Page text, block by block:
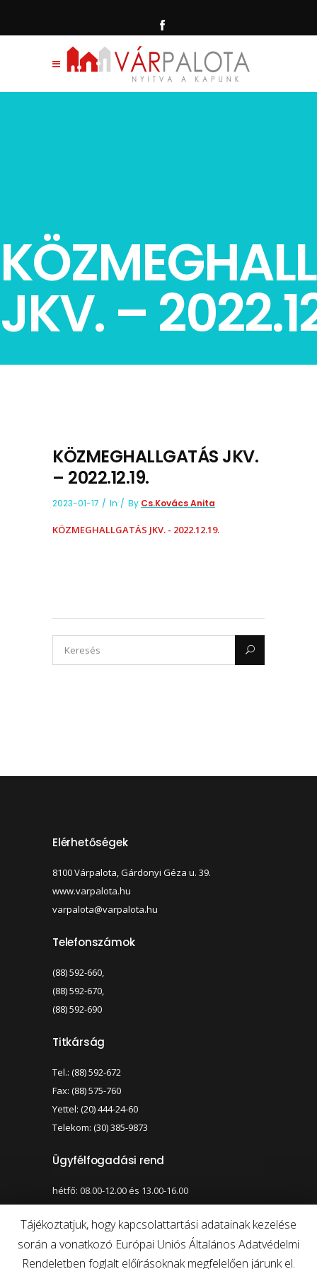
JKV. –
KÖZMEGHALLGATÁS JKV.
– 2022.12.19.
2023-01-17 In By Cs.Kovács Anita
KÖZMEGHALLGATÁS JKV. - 2022.12.19.
Elérhetőségek
8100 Várpalota, Gárdonyi Géza u. 39.
www.varpalota.hu
varpalota@varpalota.hu
Telefonszámok
(88) 592-660,
(88) 592-670,
(88) 592-690
Titkárság
Tel.: (88) 592-672
Fax: (88) 575-760
Yettel: (20) 444-24-60
Telekom: (30) 385-9873
Ügyfélfogadási rend
hétfő: 08.00-12.00 és 13.00-16.00
szerda: 08.00-12.00 és 13.00-17.00
Nagy kontraszt váltása
Betűméret váltása
Tájékoztatjuk, hogy kapcsolattartási adatainak kezelése
során a vonatkozó Európai Uniós Általános Adatvédelmi
Rendeletben foglalt előírásoknak megfelelően járunk el.